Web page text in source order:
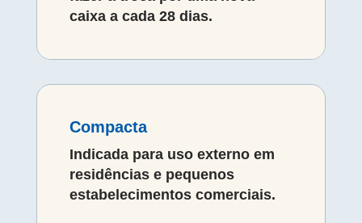
caixa a cada 28 dias.
Compacta
Indicada para uso externo em
residências e pequenos
estabelecimentos comerciais.